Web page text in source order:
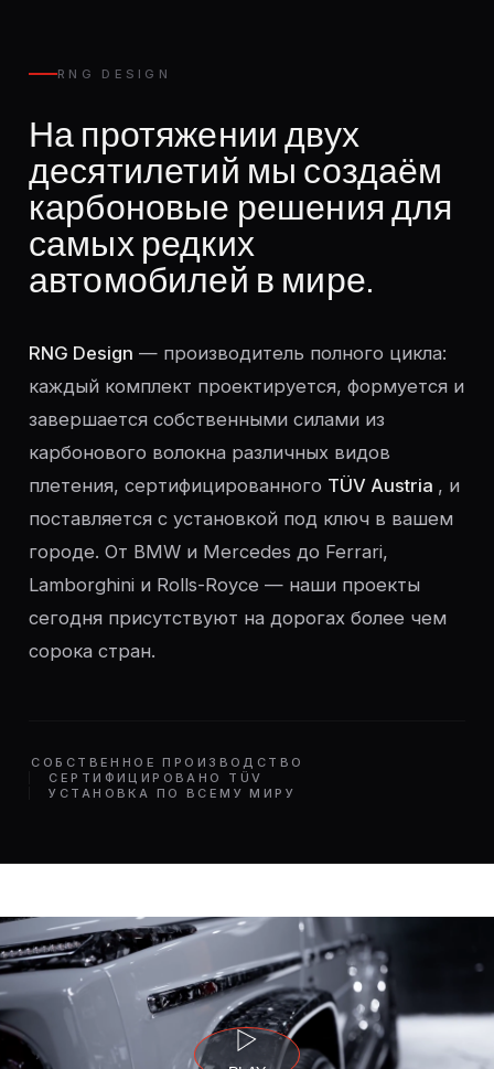
RNG DESIGN
На протяжении двух
десятилетий мы создаём
карбоновые решения для
самых редких
автомобилей в мире.
RNG Design — производитель полного цикла:
каждый комплект проектируется, формуется и
завершается собственными силами из
карбонового волокна различных видов
плетения, сертифицированного TÜV Austria , и
поставляется с установкой под ключ в вашем
городе. От BMW и Mercedes до Ferrari,
Lamborghini и Rolls-Royce — наши проекты
сегодня присутствуют на дорогах более чем
сорока стран.
СОБСТВЕННОЕ ПРОИЗВОДСТВО
СЕРТИФИЦИРОВАНО TÜV
УСТАНОВКА ПО ВСЕМУ МИРУ